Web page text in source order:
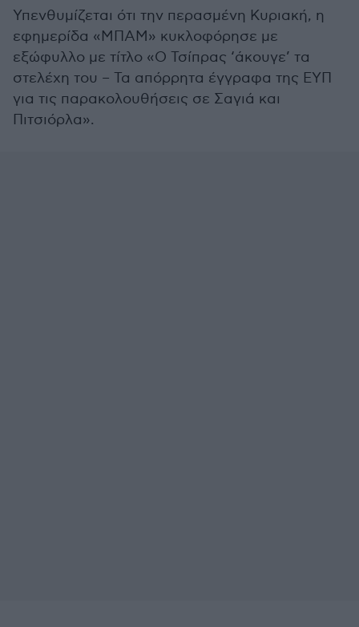
Υπενθυμίζεται ότι την περασμένη Κυριακή, η
εφημερίδα «ΜΠΑΜ» κυκλοφόρησε με
εξώφυλλο με τίτλο «Ο Τσίπρας ‘άκουγε’ τα
στελέχη του – Τα απόρρητα έγγραφα της ΕΥΠ
για τις παρακολουθήσεις σε Σαγιά και
Πιτσιόρλα».